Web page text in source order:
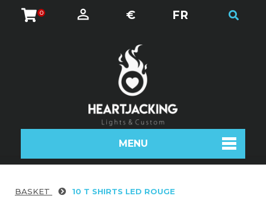
0 € FR
MENU
BASKET 10 T SHIRTS LED ROUGE